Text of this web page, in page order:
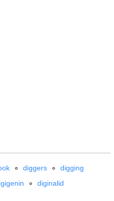
diggers
digging
diginalid